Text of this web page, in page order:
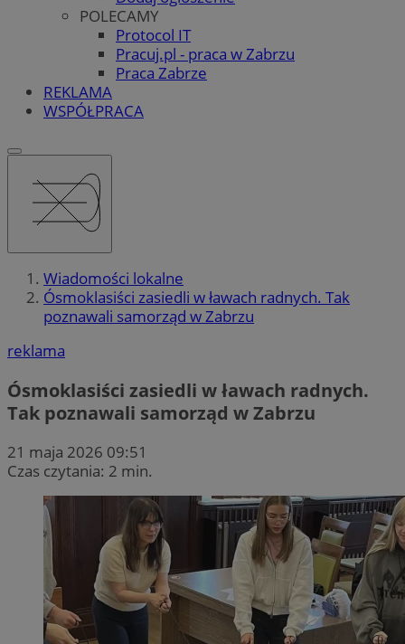
POLECAMY
Protocol IT
Pracuj.pl - praca w Zabrzu
Praca Zabrze
REKLAMA
WSPÓŁPRACA
Wiadomości lokalne
Ósmoklasiści zasiedli w ławach radnych. Tak
poznawali samorząd w Zabrzu
reklama
Ósmoklasiści zasiedli w ławach radnych.
Tak poznawali samorząd w Zabrzu
21 maja 2026 09:51
Czas czytania: 2 min.